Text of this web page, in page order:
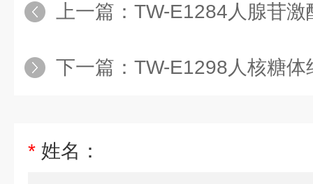
上一篇： TW-E1284人腺苷
下一篇： TW-E1298人核糖体结合糖
* 姓名：